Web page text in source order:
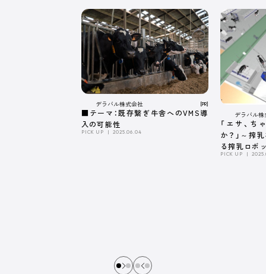
デラバル株式会社 [PR]
■テーマ：既存繋ぎ牛舎へのVMS導
入の可能性
PICK UP 2025.06.04
デラバル
「エサ、ち
か？」～搾
る搾乳ロボ
係～
PICK UP